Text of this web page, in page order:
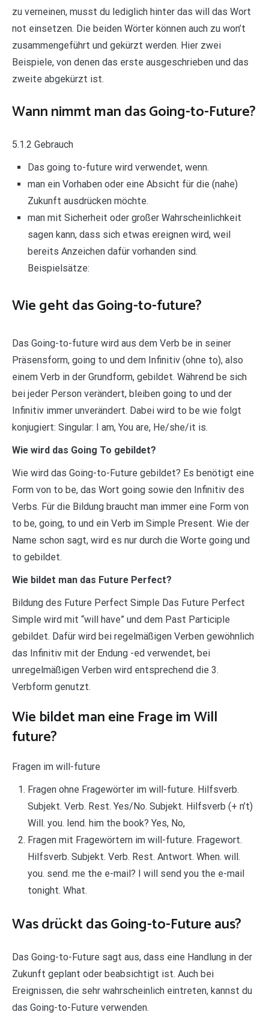
zu verneinen, musst du lediglich hinter das will das Wort
not einsetzen. Die beiden Wörter können auch zu won’t
zusammengeführt und gekürzt werden. Hier zwei
Beispiele, von denen das erste ausgeschrieben und das
zweite abgekürzt ist.
Wann nimmt man das Going-to-Future?
5.1.2 Gebrauch
Das going to-future wird verwendet, wenn.
man ein Vorhaben oder eine Absicht für die (nahe)
Zukunft ausdrücken möchte.
man mit Sicherheit oder großer Wahrscheinlichkeit
sagen kann, dass sich etwas ereignen wird, weil
bereits Anzeichen dafür vorhanden sind.
Beispielsätze:
Wie geht das Going-to-future?
Das Going-to-future wird aus dem Verb be in seiner
Präsensform, going to und dem Infinitiv (ohne to), also
einem Verb in der Grundform, gebildet. Während be sich
bei jeder Person verändert, bleiben going to und der
Infinitiv immer unverändert. Dabei wird to be wie folgt
konjugiert: Singular: I am, You are, He/she/it is.
Wie wird das Going To gebildet?
Wie wird das Going-to-Future gebildet? Es benötigt eine
Form von to be, das Wort going sowie den Infinitiv des
Verbs. Für die Bildung braucht man immer eine Form von
to be, going, to und ein Verb im Simple Present. Wie der
Name schon sagt, wird es nur durch die Worte going und
to gebildet.
Wie bildet man das Future Perfect?
Bildung des Future Perfect Simple Das Future Perfect
Simple wird mit “will have” und dem Past Participle
gebildet. Dafür wird bei regelmäßigen Verben gewöhnlich
das Infinitiv mit der Endung -ed verwendet, bei
unregelmäßigen Verben wird entsprechend die 3.
Verbform genutzt.
Wie bildet man eine Frage im Will
future?
Fragen im will-future
Fragen ohne Fragewörter im will-future. Hilfsverb.
Subjekt. Verb. Rest. Yes/No. Subjekt. Hilfsverb (+ n’t)
Will. you. lend. him the book? Yes, No,
Fragen mit Fragewörtern im will-future. Fragewort.
Hilfsverb. Subjekt. Verb. Rest. Antwort. When. will.
you. send. me the e-mail? I will send you the e-mail
tonight. What.
Was drückt das Going-to-Future aus?
Das Going-to-Future sagt aus, dass eine Handlung in der
Zukunft geplant oder beabsichtigt ist. Auch bei
Ereignissen, die sehr wahrscheinlich eintreten, kannst du
das Going-to-Future verwenden.